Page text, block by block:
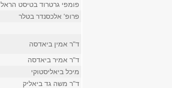
פומפי גרטרוד בטיסט הראל
פרופ' אלכסנדר בטלר
ד"ר אמין ביאדסה
ד"ר אמיר ביאדסה
מיכל ביאליסטוקי
ד"ר משה גד ביאליק